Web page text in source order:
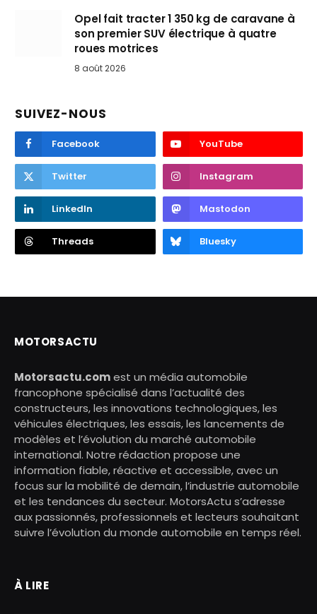
Opel fait tracter 1 350 kg de caravane à
son premier SUV électrique à quatre
roues motrices
8 août 2026
SUIVEZ-NOUS
Facebook YouTube
Twitter Instagram
LinkedIn Mastodon
Threads Bluesky
MOTORSACTU
Motorsactu.comest un média automobile
francophone spécialisé dans l’actualité des
constructeurs, les innovations technologiques, les
véhicules électriques, les essais, les lancements de
modèles et l’évolution du marché automobile
international. Notre rédaction propose une
information fiable, réactive et accessible, avec un
focus sur la mobilité de demain, l’industrie automobile
et les tendances du secteur. MotorsActu s’adresse
aux passionnés, professionnels et lecteurs souhaitant
suivre l’évolution du monde automobile en temps réel.
À LIRE